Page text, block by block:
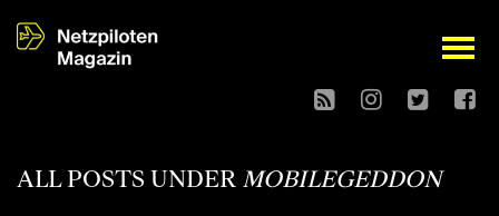
open
ALL POSTS UNDER MOBILEGEDDON